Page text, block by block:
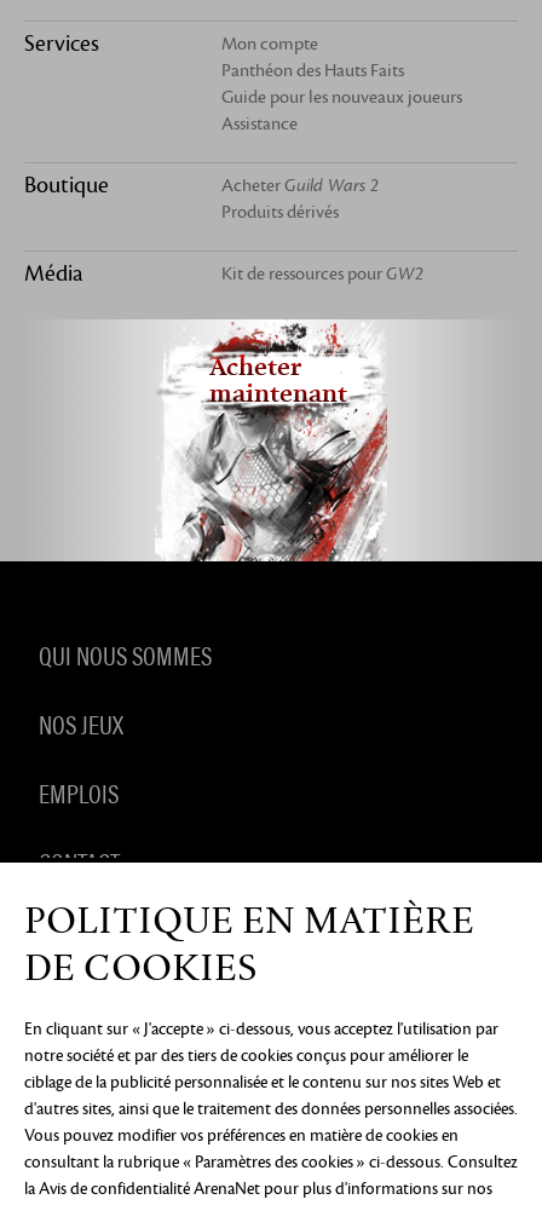
Services
Mon compte
Panthéon des Hauts Faits
Guide pour les nouveaux joueurs
Assistance
Boutique AcheterGuild Wars 2
Produits dérivés
Média Kit de ressources pourGW2
Acheter
maintenant
QUI NOUS SOMMES
NOS JEUX
EMPLOIS
CONTACT
PRODUITS DÉRIVÉS
AVIS DE CONFIDENTIALITÉ MENTIONS LÉGALES
PAS VENDRE OU PARTAGER MES INFORMATIONS
PERSONNELLES
PRÉFÉRENCES COOKIE
©2026 ArenaNet, LLC. Tous droits réservés. Toutes
les marques déposées sont la propriété de leurs
propriétaires respectifs.
POLITIQUE EN MATIÈRE
DE COOKIES
En cliquant sur « J'accepte » ci-dessous, vous acceptez l'utilisation par
notre société et par des tiers de cookies conçus pour améliorer le
ciblage de la publicité personnalisée et le contenu sur nos sites Web et
d'autres sites, ainsi que le traitement des données personnelles associées.
Vous pouvez modifier vos préférences en matière de cookies en
consultant la rubrique « Paramètres des cookies » ci-dessous. Consultez
la Avis de confidentialité ArenaNet pour plus d'informations sur nos